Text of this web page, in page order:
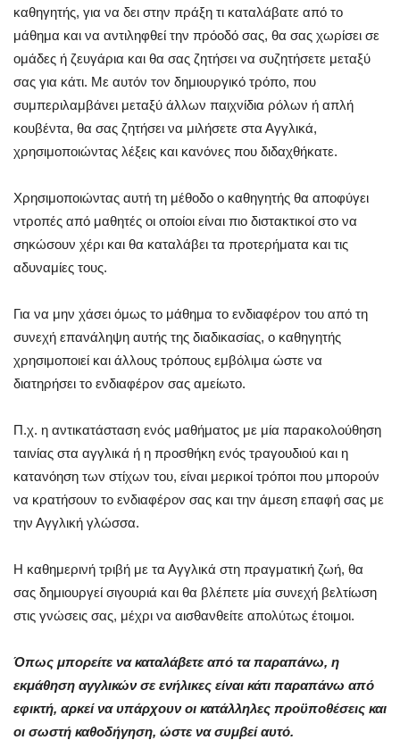
καθηγητής, για να δει στην πράξη τι καταλάβατε από το
μάθημα και να αντιληφθεί την πρόοδό σας, θα σας χωρίσει σε
ομάδες ή ζευγάρια και θα σας ζητήσει να συζητήσετε μεταξύ
σας για κάτι. Με αυτόν τον δημιουργικό τρόπο, που
συμπεριλαμβάνει μεταξύ άλλων παιχνίδια ρόλων ή απλή
κουβέντα, θα σας ζητήσει να μιλήσετε στα Αγγλικά,
χρησιμοποιώντας λέξεις και κανόνες που διδαχθήκατε.
Χρησιμοποιώντας αυτή τη μέθοδο ο καθηγητής θα αποφύγει
ντροπές από μαθητές οι οποίοι είναι πιο διστακτικοί στο να
σηκώσουν χέρι και θα καταλάβει τα προτερήματα και τις
αδυναμίες τους.
Για να μην χάσει όμως το μάθημα το ενδιαφέρον του από τη
συνεχή επανάληψη αυτής της διαδικασίας, ο καθηγητής
χρησιμοποιεί και άλλους τρόπους εμβόλιμα ώστε να
διατηρήσει το ενδιαφέρον σας αμείωτο.
Π.χ. η αντικατάσταση ενός μαθήματος με μία παρακολούθηση
ταινίας στα αγγλικά ή η προσθήκη ενός τραγουδιού και η
κατανόηση των στίχων του, είναι μερικοί τρόποι που μπορούν
να κρατήσουν το ενδιαφέρον σας και την άμεση επαφή σας με
την Αγγλική γλώσσα.
Η καθημερινή τριβή με τα Αγγλικά στη πραγματική ζωή, θα
σας δημιουργεί σιγουριά και θα βλέπετε μία συνεχή βελτίωση
στις γνώσεις σας, μέχρι να αισθανθείτε απολύτως έτοιμοι.
Όπως μπορείτε να καταλάβετε από τα παραπάνω, η
εκμάθηση αγγλικών σε ενήλικες είναι κάτι παραπάνω από
εφικτή, αρκεί να υπάρχουν οι κατάλληλες προϋποθέσεις και
οι σωστή καθοδήγηση, ώστε να συμβεί αυτό.